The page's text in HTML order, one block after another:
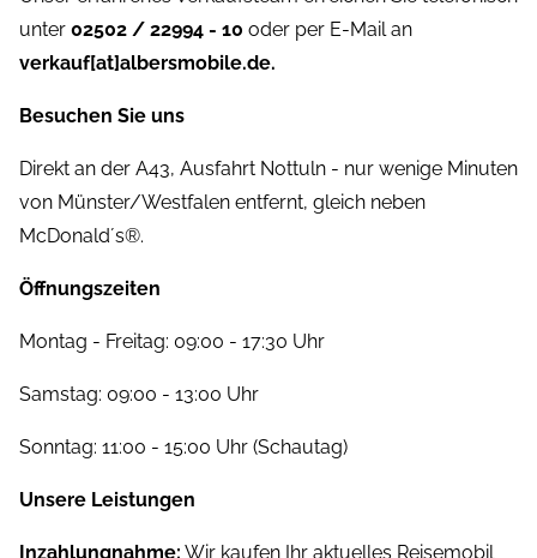
unter 02502 / 22994 - 10 oder per E-Mail an
verkauf[at]albersmobile.de.
Besuchen Sie uns
Direkt an der A43, Ausfahrt Nottuln - nur wenige Minuten
von Münster/Westfalen entfernt, gleich neben
McDonald´s®.
Öffnungszeiten
Montag - Freitag: 09:00 - 17:30 Uhr
Samstag: 09:00 - 13:00 Uhr
Sonntag: 11:00 - 15:00 Uhr (Schautag)
Unsere Leistungen
Inzahlungnahme: Wir kaufen Ihr aktuelles Reisemobil